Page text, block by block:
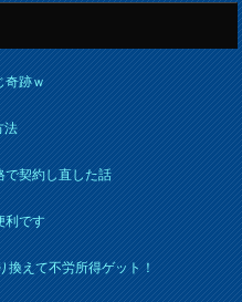
奇跡ｗ
法
で契約し直した話
利です
換えて不労所得ゲット！